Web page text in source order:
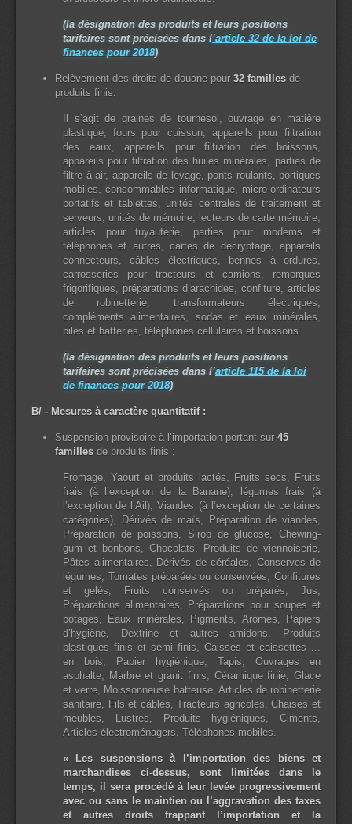
(la désignation des produits et leurs positions
tarifaires sont précisées dans l’article 32 de la loi de
finances pour 2018)
Relèvement des droits de douane pour 32 familles de
produits finis.
Il s’agit de graines de tournesol, ouvrage en matière
plastique, fours pour cuisson, appareils pour filtration
des eaux, appareils pour filtration des boissons,
appareils pour filtration des huiles minérales, parties de
filtre à air, appareils de levage, ponts roulants, portiques
mobiles, consommables informatique, micro-ordinateurs
portatifs et tablettes, unités centrales de traitement et
serveurs, unités de mémoire, lecteurs de carte mémoire,
articles pour tuyauterie, parties pour modems et
téléphones et autres, cartes de décryptage, appareils
connecteurs, câbles électriques, bennes à ordures,
carrosseries pour tracteurs et camions, remorques
frigorifiques, préparations d’arachides, confiture, articles
de robinetterie, transformateurs électriques,
compléments alimentaires, sodas et eaux minérales,
piles et batteries, téléphones cellulaires et boissons.
(la désignation des produits et leurs positions
tarifaires sont précisées dans l’article 115 de la loi
de finances pour 2018)
B/ - Mesures à caractère quantitatif :
Suspension provisoire à l’importation portant sur 45
familles de produits finis ;
Fromage, Yaourt et produits lactés, Fruits secs, Fruits
frais (à l’exception de la Banane), légumes frais (à
l’exception de l’Ail), Viandes (à l’exception de certaines
catégories), Dérivés de maïs, Préparation de viandes,
Préparation de poissons, Sirop de glucose, Chewing-
gum et bonbons, Chocolats, Produits de viennoiserie,
Pâtes alimentaires, Dérivés de céréales, Conserves de
légumes, Tomates préparées ou conservées, Confitures
et gelés, Fruits conservés ou préparés, Jus,
Préparations alimentaires, Préparations pour soupes et
potages, Eaux minérales, Pigments, Aromes, Papiers
d’hygiène, Dextrine et autres amidons, Produits
plastiques finis et semi finis, Caisses et caissettes ...
en bois, Papier hygiénique, Tapis, Ouvrages en
asphalte, Marbre et granit finis, Céramique finie, Glace
et verre, Moissonneuse batteuse, Articles de robinetterie
sanitaire, Fils et câbles, Tracteurs agricoles, Chaises et
meubles, Lustres, Produits hygiéniques, Ciments,
Articles électroménagers, Téléphones mobiles.
« Les suspensions à l’importation des biens et
marchandises ci-dessus, sont limitées dans le
temps, il sera procédé à leur levée progressivement
avec ou sans le maintien ou l’aggravation des taxes
et autres droits frappant l’importation et la